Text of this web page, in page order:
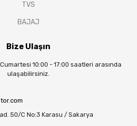
TVS
BAJAJ
Bize Ulaşın
10:00 - 17:00 saatleri arasında
ulaşabilirsiniz.
50/C No:3 Karasu / Sakarya